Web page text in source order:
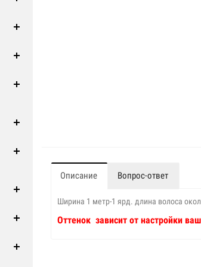
Описание Вопрос-ответ
Ширина 1 метр-1 ярд. длина волоса
Оттенок зависит от настройки